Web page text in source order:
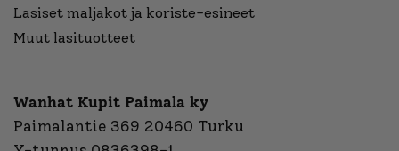
Lasiset maljakot ja koriste-esineet
Muut lasituotteet
Wanhat Kupit Paimala ky
Paimalantie 369 20460 Turku